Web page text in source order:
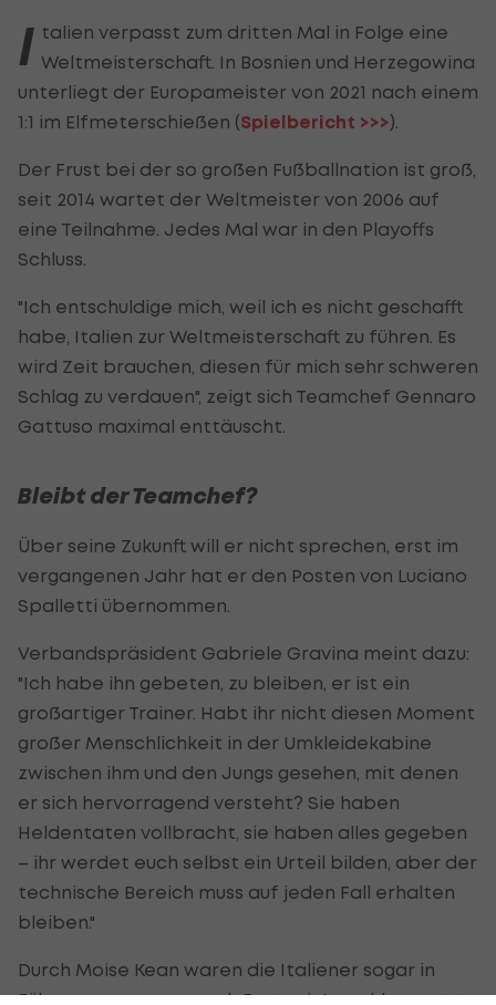
I talien verpasst zum dritten Mal in Folge eine
Weltmeisterschaft. In Bosnien und Herzegowina
unterliegt der Europameister von 2021 nach einem
1:1 im Elfmeterschießen (Spielbericht >>>).
Der Frust bei der so großen Fußballnation ist groß,
seit 2014 wartet der Weltmeister von 2006 auf
eine Teilnahme. Jedes Mal war in den Playoffs
Schluss.
"Ich entschuldige mich, weil ich es nicht geschafft
habe, Italien zur Weltmeisterschaft zu führen. Es
wird Zeit brauchen, diesen für mich sehr schweren
Schlag zu verdauen", zeigt sich Teamchef Gennaro
Gattuso maximal enttäuscht.
Bleibt der Teamchef?
Über seine Zukunft will er nicht sprechen, erst im
vergangenen Jahr hat er den Posten von Luciano
Spalletti übernommen.
Verbandspräsident Gabriele Gravina meint dazu:
"Ich habe ihn gebeten, zu bleiben, er ist ein
großartiger Trainer. Habt ihr nicht diesen Moment
großer Menschlichkeit in der Umkleidekabine
zwischen ihm und den Jungs gesehen, mit denen
er sich hervorragend versteht? Sie haben
Heldentaten vollbracht, sie haben alles gegeben
– ihr werdet euch selbst ein Urteil bilden, aber der
technische Bereich muss auf jeden Fall erhalten
bleiben."
Durch Moise Kean waren die Italiener sogar in
Führung gegangen, nach Bastoni-Ausschluss setzte